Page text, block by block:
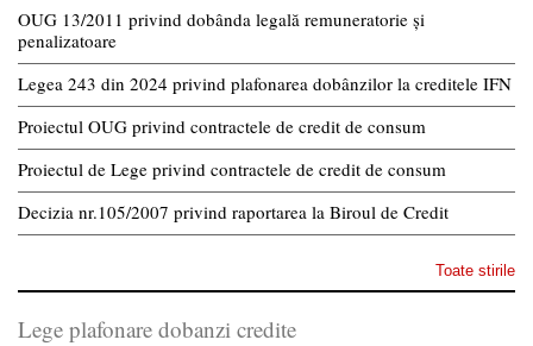
OUG 13/2011 privind dobânda legală remuneratorie și
penalizatoare
Legea 243 din 2024 privind plafonarea dobânzilor la creditele IFN
Proiectul OUG privind contractele de credit de consum
Proiectul de Lege privind contractele de credit de consum
Decizia nr.105/2007 privind raportarea la Biroul de Credit
Toate stirile
Lege plafonare dobanzi credite